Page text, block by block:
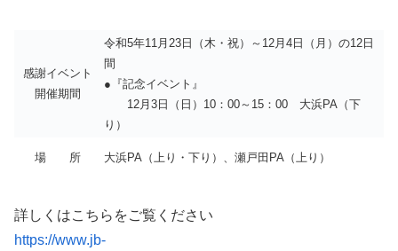
感謝イベント
開催期間
令和5年11月23日（木・祝）～12月4日（月）の12日
間
●『記念イベント』
12月3日（日）10：00～15：00 大浜PA（下
り）
場 所 大浜PA（上り・下り）、瀬戸田PA（上り）
詳しくはこちらをご覧ください
https://www.jb-